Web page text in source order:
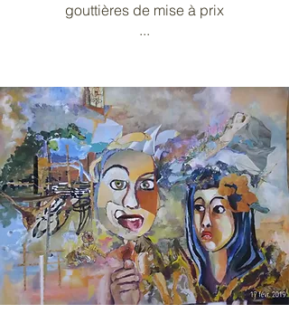
gouttières de mise à prix
...